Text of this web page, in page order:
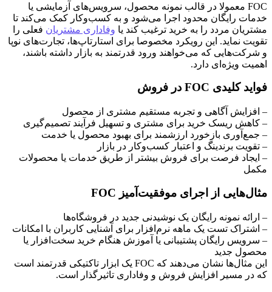
FOC معمولا در قالب نمونه محصول، سرویس‌های آزمایشی یا
خدمات رایگان محدود اجرا می‌شود و به کسب‌وکار کمک می‌کند تا
مشتریان مردد را به خرید ترغیب کند یا وفاداری مشتریان فعلی را
تقویت نماید. این رویکرد مخصوصا برای استارتاپ‌ها، تجارت‌های نوپا
و شرکت‌هایی که می‌خواهند ورود قدرتمند به بازار داشته باشند،
اهمیت ویژه‌ای دارد.
فواید کلیدی FOC در فروش
– افزایش آگاهی و تجربه مستقیم مشتری از محصول
– کاهش ریسک خرید برای مشتری و تسهیل فرآیند تصمیم‌گیری
– جمع‌آوری بازخورد ارزشمند برای بهبود محصول یا خدمت
– تقویت برندینگ و اعتبار کسب‌وکار در بازار
– ایجاد فرصت برای فروش بیشتر از طریق خدمات یا محصولات
مکمل
مثال‌هایی از اجرای موفقیت‌آمیز FOC
– ارائه نمونه رایگان یک نوشیدنی جدید در فروشگاه‌ها
– اشتراک تست یک ماهه نرم‌افزار برای آشنایی کاربران با امکانات
– سرویس رایگان پشتیبانی یا آموزش هنگام خرید سخت‌افزار یا
محصول جدید
این مثال‌ها نشان می‌دهند که FOC یک ابزار تاکتیکی قدرتمند است
که در مسیر افزایش فروش و وفاداری تاثیرگذار است.